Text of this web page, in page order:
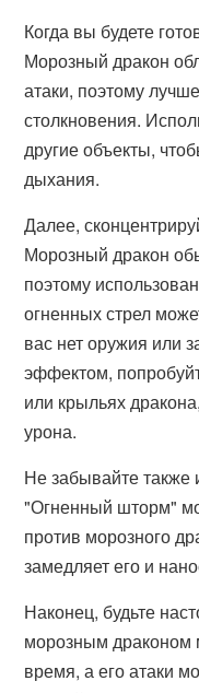
Когда вы будете
Морозный дракон
атаки, поэтому
столкновения.
другие объекты,
дыхания.
Далее,
Морозный дракон
поэтому
огненных стрел
вас нет оружия или
эффектом,
или крыльях
урона.
Не забывайте также
"Огненный шторм"
против морозного
замедляет его и
Наконец, будьте
морозным драконом
время, а его атаки